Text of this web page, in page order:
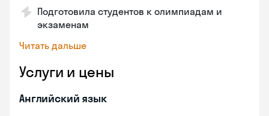
Подготовила студентов к олимпиадам и
экзаменам
Читать дальше
Услуги и цены
Английский язык